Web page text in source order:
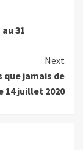
31
Next
jamais de
14 juillet 2020